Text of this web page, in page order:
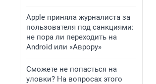
Apple приняла журналиста за
пользователя под санкциями:
не пора ли переходить на
Android или «Аврору»
Сможете не попасться на
уловки? На вопросах этого